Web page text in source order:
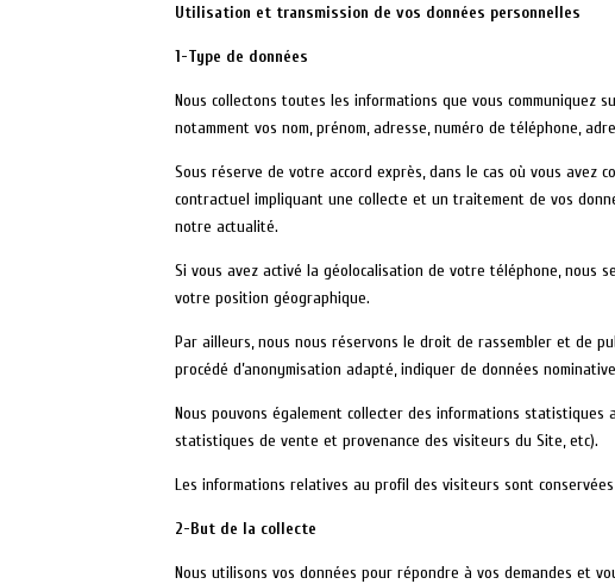
Utilisation et transmission de vos données personnelles
1-Type de données
Nous collectons toutes les informations que vous communiquez
notamment vos nom, prénom, adresse, numéro de téléphone,
Sous réserve de votre accord exprès, dans le cas où vous
contractuel impliquant une collecte et un traitement de vos
notre actualité.
Si vous avez activé la géolocalisation de votre téléphone, nous
votre position géographique.
Par ailleurs, nous nous réservons le droit de rassembler et de
procédé d’anonymisation adapté, indiquer de données
Nous pouvons également collecter des informations
statistiques de vente et provenance des visiteurs du Site, etc).
Les informations relatives au profil des visiteurs sont
2-But de la collecte
Nous utilisons vos données pour répondre à vos demandes et